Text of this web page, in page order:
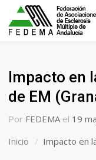
Impacto en
de EM
Por FEDEMA el 19
Inicio
Impacto en